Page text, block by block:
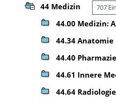
44 Medizin 707
44.00 Medizin:
44.34 Anatomie
44.40
44.61 Innere
44.64 Radiologie